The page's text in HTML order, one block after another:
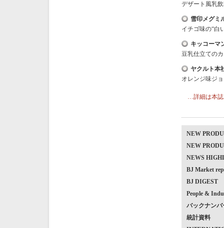
デザート風乳
雪印メグミ
イチゴ味の“白
キッコーマ
豆乳仕立ての
ヤクルト本
オレンジ味ジ
…詳細は本誌
NEW
NEW
NEWS
BJ Market
BJ DIGEST
People &
バックナンバ
統計資料